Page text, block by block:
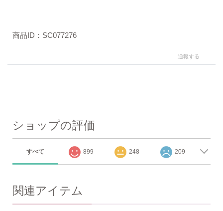
商品ID：SC077276
通報する
ショップの評価
すべて 899 248 209
関連アイテム